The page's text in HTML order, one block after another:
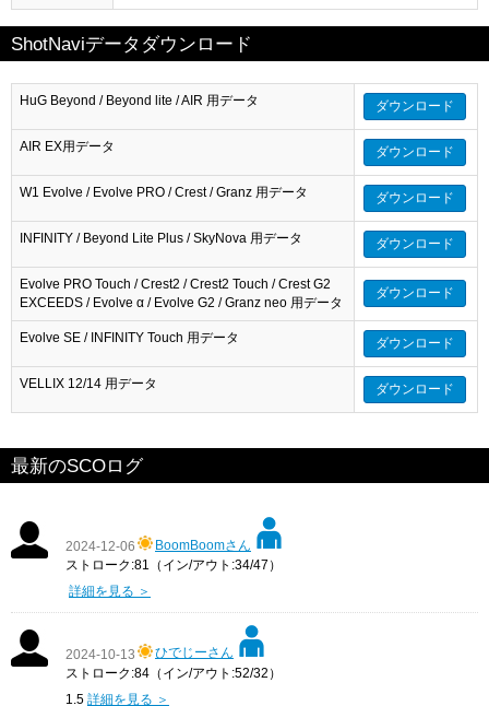
ShotNaviデータダウンロード
HuG Beyond / Beyond lite / AIR 用データ ダウンロード
AIR EX用データ ダウンロード
W1 Evolve / Evolve PRO / Crest / Granz 用データ ダウンロード
INFINITY / Beyond Lite Plus / SkyNova 用データ ダウンロード
Evolve PRO Touch / Crest2 / Crest2 Touch / Crest G2
EXCEEDS / Evolve α / Evolve G2 / Granz neo 用データ
ダウンロード
Evolve SE / INFINITY Touch 用データ ダウンロード
VELLIX 12/14 用データ ダウンロード
最新のSCOログ
2024-12-06
BoomBoomさん
ストローク:81（イン/アウト:34/47）
詳細を見る ＞
2024-10-13
ひでじーさん
ストローク:84（イン/アウト:52/32）
1.5 詳細を見る ＞